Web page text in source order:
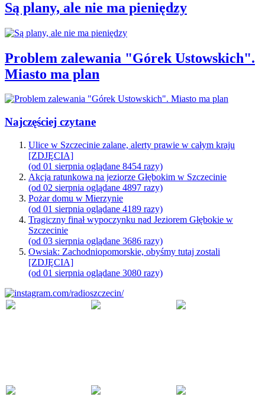
Są plany, ale nie ma pieniędzy
Problem zalewania "Górek Ustowskich".
Miasto ma plan
Najczęściej czytane
Ulice w Szczecinie zalane, alerty prawie w całym kraju
[ZDJĘCIA]
(od 01 sierpnia oglądane 8454 razy)
Akcja ratunkowa na jeziorze Głębokim w Szczecinie
(od 02 sierpnia oglądane 4897 razy)
Pożar domu w Mierzynie
(od 01 sierpnia oglądane 4189 razy)
Tragiczny finał wypoczynku nad Jeziorem Głębokie w
Szczecinie
(od 03 sierpnia oglądane 3686 razy)
Owsiak: Zachodniopomorskie, obyśmy tutaj zostali
[ZDJĘCIA]
(od 01 sierpnia oglądane 3080 razy)